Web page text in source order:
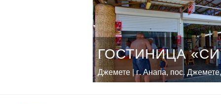
ГОСТИНИЦА
Джемете | г. Анапа, пос.